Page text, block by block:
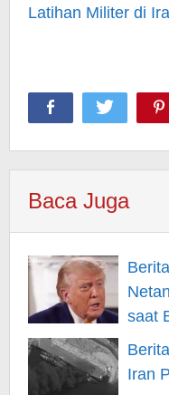
Latihan Militer di
Baca Juga
saat
Iran